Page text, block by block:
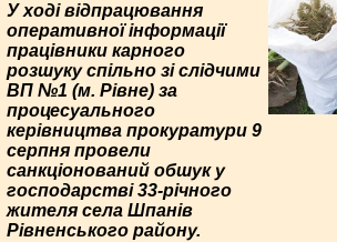
У ході відпрацювання
оперативної інформації
працівники карного
розшуку спільно зі слідчими
ВП №1 (м. Рівне) за
процесуального
керівництва прокуратури 9
серпня провели
санкціонований обшук у
господарстві 33-річного
жителя села Шпанів
Рівненського району.